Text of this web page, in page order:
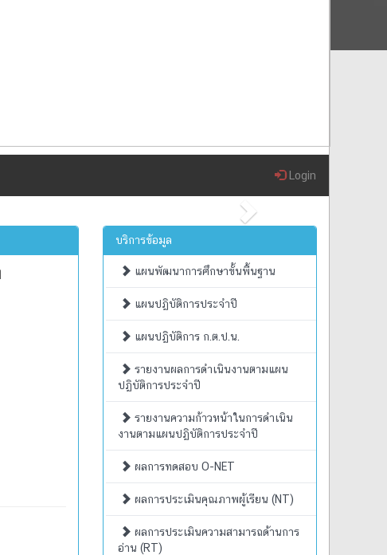
Login
Next
บริการข้อมูล
แผนพัฒนาการศึกษาขั้นพื้นฐาน
แผนปฏิบัติการประจำปี
แผนปฏิบัติการ ก.ต.ป.น.
รายงานผลการดำเนินงานตามแผน
ปฏิบัติการประจำปี
รายงานความก้าวหน้าในการดำเนิน
งานตามแผนปฏิบัติการประจำปี
ผลการทดสอบ O-NET
ผลการประเมินคุณภาพผู้เรียน (NT)
ผลการประเมินความสามารถด้านการ
อ่าน (RT)